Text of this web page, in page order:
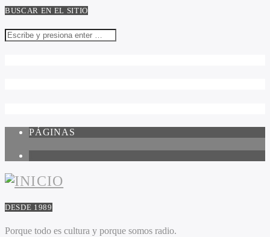
BUSCAR EN EL SITIO
PÁGINAS
DESDE 1989
Porque todo es cultura y porque somos radio.